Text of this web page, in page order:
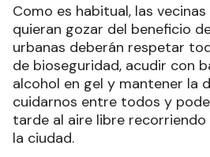
Como es habitual, las
quieran gozar del beneficio
urbanas deberán respetar
de bioseguridad, acudir con
alcohol en gel y mantener la
cuidarnos entre todos y
tarde al aire libre
la ciudad.